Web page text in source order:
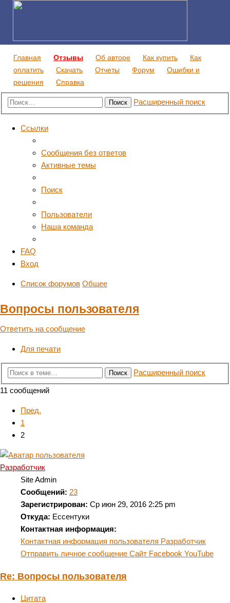
Главная Отзывы Об авторе Как купить
Как
оплатить
Скачать Отчеты Форум
Ошибки и
решения
Справка
Поиск Расширенный поиск
Ссылки
Сообщения без ответов
Активные темы
Поиск
Пользователи
Наша команда
FAQ
Вход
Список форумов Общее
Вопросы пользователя
Ответить на сообщение
Для печати
Поиск Расширенный поиск
11 сообщений
Пред.
1
2
Разработчик
Site Admin
Сообщений: 23
Зарегистрирован: Ср июн 29, 2016 2:25 pm
Откуда: Ессентуки
Контактная информация:
Контактная информация пользователя Разработчик
Отправить личное сообщение Сайт Facebook YouTube
Re: Вопросы пользователя
Цитата